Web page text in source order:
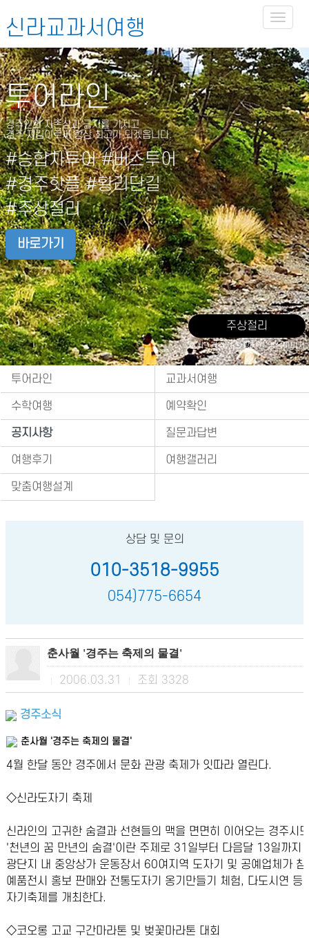
Toggle
신라교과서여행
투어라인
경주인의 자존심과 긍지를 가지고
경주 지킴이로써 항상 최고가 되겠읍니다.
#승합차투어 #버스투어
#경주핫플 #황리단길
#주상절리
바로가기
주상절리
출처 : 경주시 관광자원 영상이미지
투어라인 교과서여행
수학여행 예약확인
공지사항 질문과답변
여행후기 여행갤러리
맞춤여행설계
상담 및 문의
010-3518-9955
054)775-6654
춘사월 '경주는 축제의 물결'
2006.03.31 조회 3328
경주소식
춘사월 '경주는 축제의 물결'
4월 한달 동안 경주에서 문화 관광 축제가 잇따라 열린다.
◇신라도자기 축제
신라인의 고귀한 숨결과 선현들의 맥을 면면히 이어오는 경주시
'천년의 꿈 만년의 숨결'이란 주제로 31일부터 다음달 13일까지
광단지 내 중앙상가 운동장서 60여지역 도자기 및 공예업체가
예품전시 홍보 판매와 전통도자기 옹기만들기 체험, 다도시연 등
자기축제를 개최한다.
◇코오롱 고교 구간마라톤 및 벚꽃마라톤 대회